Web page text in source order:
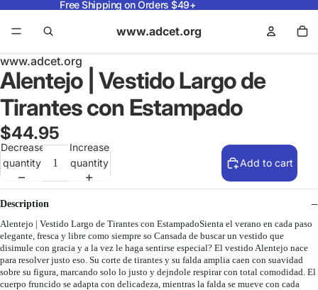
Free Shipping on Orders $49+
www.adcet.org
www.adcet.org
Alentejo | Vestido Largo de
Tirantes con Estampado
$44.95
Decrease
quantity
Increase
quantity
Add to cart
Description
Alentejo | Vestido Largo de Tirantes con EstampadoSienta el verano en cada paso
elegante, fresca y libre como siempre so Cansada de buscar un vestido que
disimule con gracia y a la vez le haga sentirse especial? El vestido Alentejo nace
para resolver justo eso. Su corte de tirantes y su falda amplia caen con suavidad
sobre su figura, marcando solo lo justo y dejndole respirar con total comodidad. El
cuerpo fruncido se adapta con delicadeza, mientras la falda se mueve con cada